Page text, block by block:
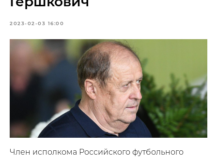
Гершкович
2023-02-03 16:00
Член исполкома Российского футбольного